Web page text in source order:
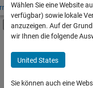
– Übersicht
Umschaltung
Hauptinhalt
Commercial Sales
Customer Support
Sales Operations
+4
Wählen Sie eine Website
verfügbar) sowie lokale
anzuzeigen. Auf der
wir Ihnen die folgende
United States
Sie können auch eine